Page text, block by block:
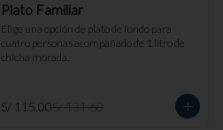
Plato Familiar
Elige una opción de plato de fondo para
cuatro personas acompañado de 1 litro de
chicha morada.
S/ 115.00S/ 131.60